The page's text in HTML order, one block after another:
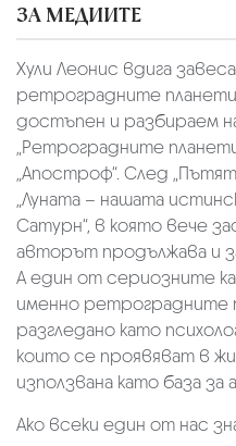
ЗА МЕДИИТЕ
Хули Леонис вдига
ретроградните
достъпен и разбираем
„Ретроградните
„Апостроф“. След
„Луната – нашата
Сатурн“, в която вече
авторът продължава и
А един от сериозните
именно ретроградните
разгледано като
които се проявяват в
използвана като база за
Ако всеки един от нас